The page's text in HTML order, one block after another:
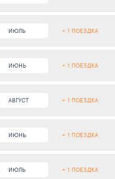
ИЮЛЬ + 1 ПОЕЗДКА
ИЮНЬ + 1 ПОЕЗДКА
АВГУСТ + 1 ПОЕЗДКА
ИЮНЬ + 1 ПОЕЗДКА
ИЮЛЬ + 1 ПОЕЗДКА